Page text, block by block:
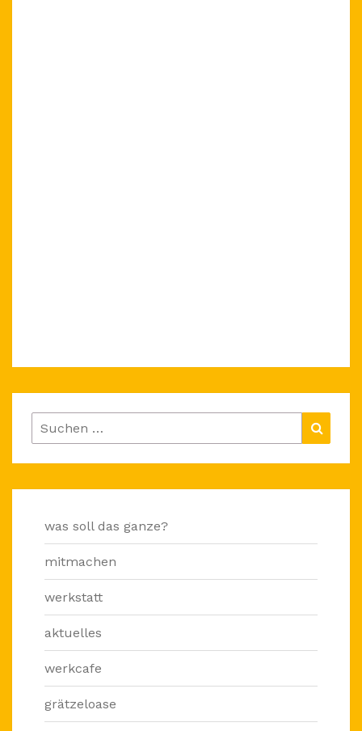
Suchen
nach:
was soll das ganze?
mitmachen
werkstatt
aktuelles
werkcafe
grätzeloase